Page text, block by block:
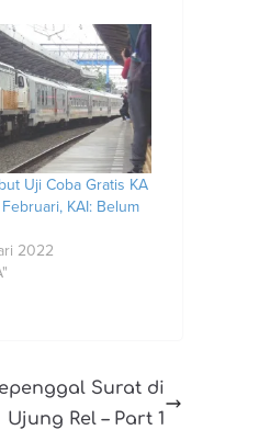
Uji Coba Gratis KA
KAI: Belum
2022
Surat di
Ujung Rel – Part 1